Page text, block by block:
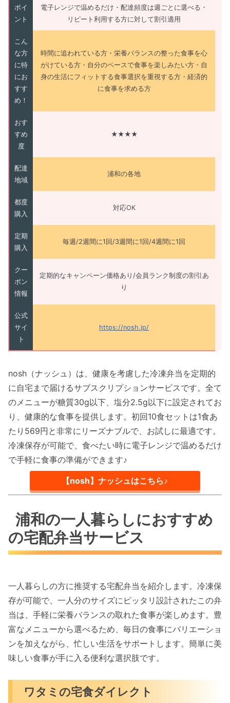
ポイ
ント
電子レンジで温めるだけ・配達頻度は週ごとに選べる・
リピート利用する方に対して割引適用
こん
な方
に特
にお
すす
め！
時間に追われている方・栄養バランスの整った食事を心
がけている方・自分のペースで食事を楽しみたい方・自
身の生活にフィットする食事選択を重視する方・経済的
に食事を求める方
おす
すめ
度
★★★★
配達
地域
浦和の各地
都度
購入
対応OK
定期
購入
毎週/2週間に1回/3週間に1回/4週間に1回
クー
ポン
情報
定期的なキャンペーン価格あり/会員ランク制度の割引あ
り
公式
サイ
ト
https://nosh.jp/
nosh（ナッシュ）は、健康を考慮した冷凍弁当を定期的
に自宅まで届けるサブスクリプションサービスです。全て
のメニューが糖質30g以下、塩分2.5g以下に設定されてお
り、健康的な食事を提供します。初回10食セットは1食あ
たり569円と非常にリーズナブルで、お試しに最適です。
冷凍保存が可能で、食べたい時に電子レンジで温めるだけ
で手軽に食事の準備ができます♪
【nosh】ナッシュはこちら♪
浦和の一人暮らしにおすすめ
の宅配弁当サービス
一人暮らしの方に推奨する宅配弁当を紹介します。冷凍保
存が可能で、一人分のサイズにピッタリ設計されたこの弁
当は、手軽に栄養バランスの取れた食事が楽しめます。豊
富なメニューから選べるため、毎日の食事にバリエーショ
ンを加えながら、忙しい生活をサポートします。簡単に美
味しい食事が手に入る便利な選択肢です。
ワタミの宅食ダイレクト